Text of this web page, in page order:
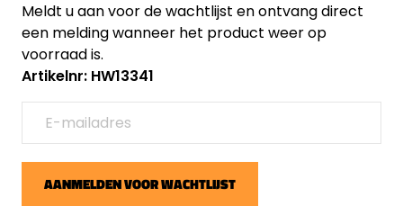
Meldt u aan voor de wachtlijst en ontvang direct
een melding wanneer het product weer op
voorraad is.
Artikelnr: HW13341
AANMELDEN VOOR WACHTLIJST